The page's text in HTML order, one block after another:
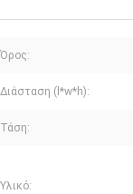
Όρος:
Διάσταση (l*w*h):
Τάση:
Υλικό: